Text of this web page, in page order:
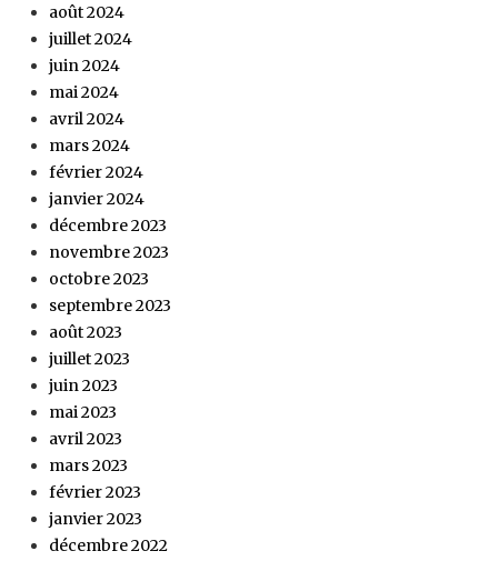
août 2024
juillet 2024
juin 2024
mai 2024
avril 2024
mars 2024
février 2024
janvier 2024
décembre 2023
novembre 2023
octobre 2023
septembre 2023
août 2023
juillet 2023
juin 2023
mai 2023
avril 2023
mars 2023
février 2023
janvier 2023
décembre 2022